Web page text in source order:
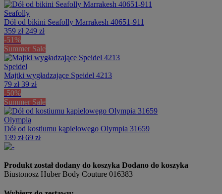
Seafolly
Dół od bikini Seafolly Marrakesh 40651-911
359 zł 249 zł
-51%
Summer Sale
Speidel
Majtki wygładzające Speidel 4213
79 zł 39 zł
-50%
Summer Sale
Olympia
Dół od kostiumu kąpielowego Olympia 31659
139 zł 69 zł
Produkt został dodany do koszyka Dodano do koszyka
Biustonosz Huber Body Couture 016383